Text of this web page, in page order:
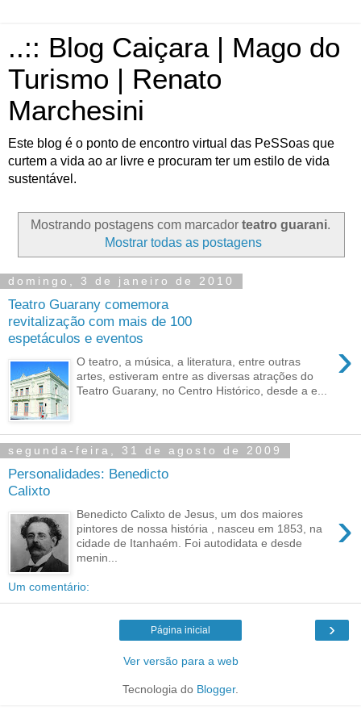
..:: Blog Caiçara | Mago do
Turismo | Renato
Marchesini
Este blog é o ponto de encontro virtual das PeSSoas que
curtem a vida ao ar livre e procuram ter um estilo de vida
sustentável.
Mostrando postagens com marcador teatro guarani.
Mostrar todas as postagens
domingo, 3 de janeiro de 2010
Teatro Guarany comemora
revitalização com mais de 100
espetáculos e eventos
›
O teatro, a música, a literatura, entre outras
artes, estiveram entre as diversas atrações do
Teatro Guarany, no Centro Histórico, desde a e...
segunda-feira, 31 de agosto de 2009
Personalidades: Benedicto
Calixto
›
Benedicto Calixto de Jesus, um dos maiores
pintores de nossa história , nasceu em 1853, na
cidade de Itanhaém. Foi autodidata e desde
menin...
Um comentário:
›
Página inicial
Ver versão para a web
Tecnologia do Blogger.